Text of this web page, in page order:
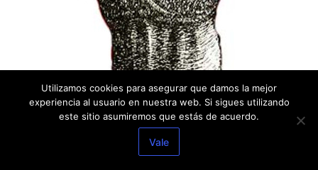
Utilizamos cookies para asegurar que damos la mejor
experiencia al usuario en nuestra web. Si sigues utilizando
este sitio asumiremos que estás de acuerdo.
Vale